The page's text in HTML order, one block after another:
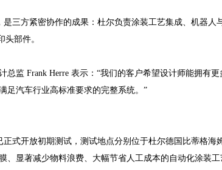
是三方紧密协作的成果：杜尔负责涂装工艺集成、机器
头部件。
总监 Frank Herre 表示：“我们的客户希望设计师能拥有
足汽车行业高标准要求的完整系统。”
正式开放初期测试，测试地点分别位于杜尔德国比蒂格
、显著减少物料浪费、大幅节省人工成本的自动化涂装